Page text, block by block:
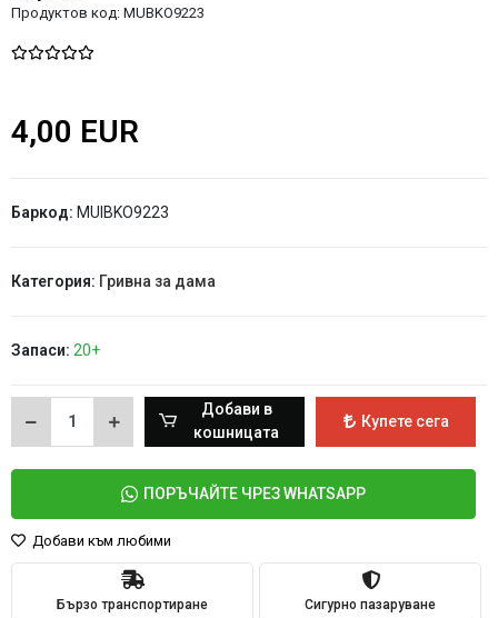
Продуктов код: MUBKO9223
4,00 EUR
Баркод: MUIBKO9223
Категория: Гривна за дама
Запаси: 20+
Добави в
кошницата
Купете сега
ПОРЪЧАЙТЕ ЧРЕЗ WHATSAPP
Добави към любими
Бързо транспортиране Сигурно пазаруване